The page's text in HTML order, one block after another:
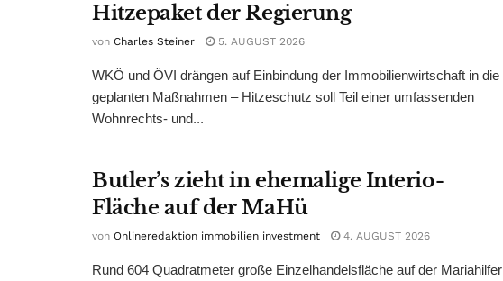
Hitzepaket der Regierung
von Charles Steiner 5. AUGUST 2026
WKÖ und ÖVI drängen auf Einbindung der Immobilienwirtschaft in die
geplanten Maßnahmen – Hitzeschutz soll Teil einer umfassenden
Wohnrechts- und...
Butler’s zieht in ehemalige Interio-
Fläche auf der MaHü
von Onlineredaktion immobilien investment 4. AUGUST 2026
Rund 604 Quadratmeter große Einzelhandelsfläche auf der Mariahilfer